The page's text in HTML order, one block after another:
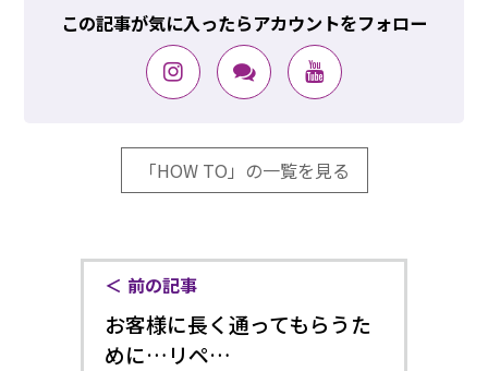
この記事が気に入ったらアカウントをフォロー
「HOW TO」の一覧を見る
前の記事
お客様に長く通ってもらうた
めに…リペ…